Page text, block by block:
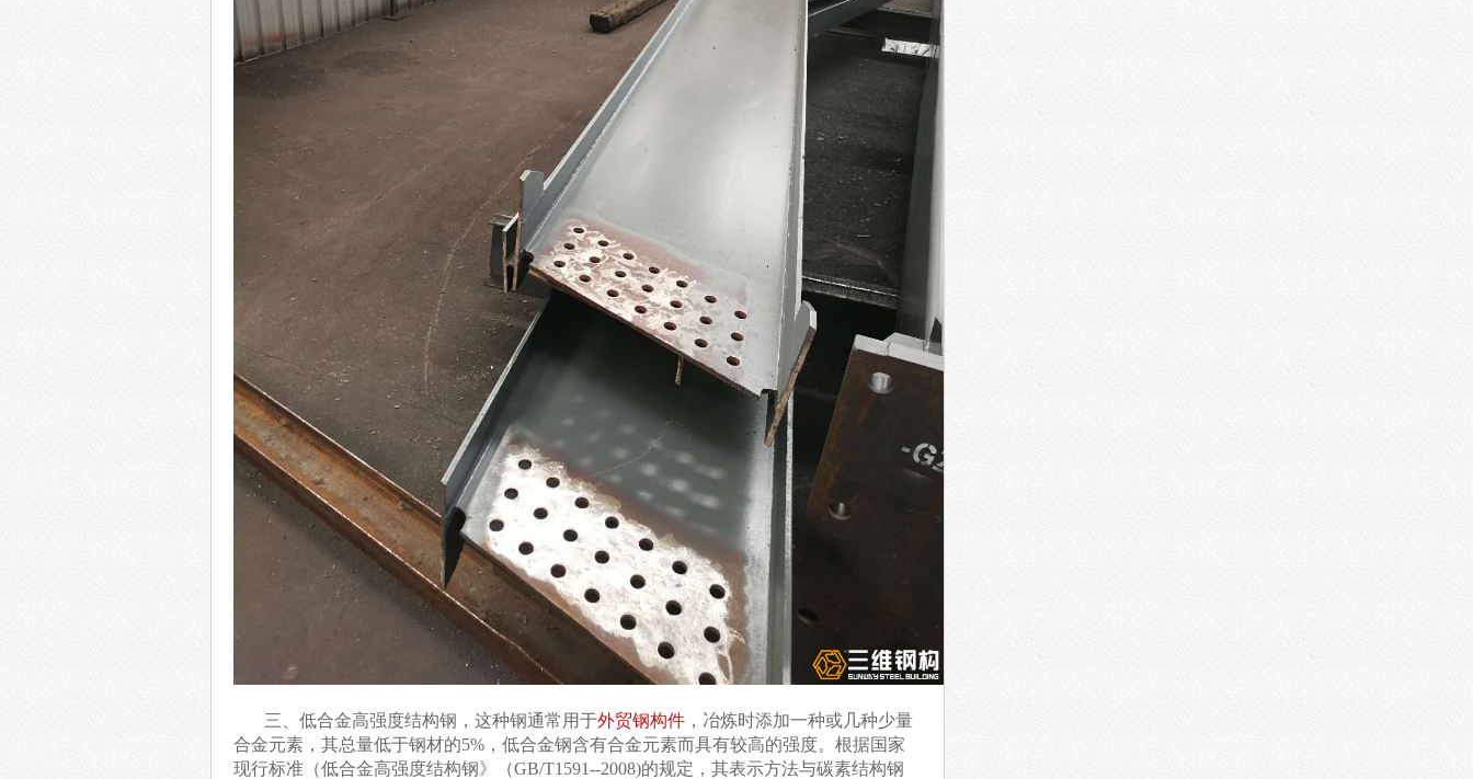
三、低合金高强度结构钢，这种钢通常用于外贸钢构件 ，冶炼时添加一种或几种少量
合金元素，其总量低于钢材的5%，低合金钢含有合金元素而具有较高的强度。根据国家
现行标准（低合金高强度结构钢》（GB/T1591--2008)的规定，其表示方法与碳素结构钢